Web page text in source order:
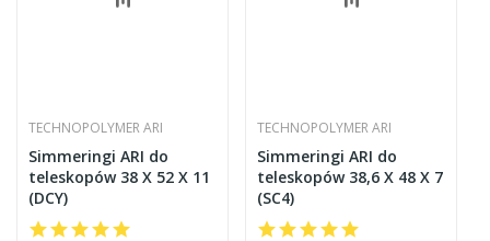
TECHNOPOLYMER ARI
Simmeringi ARI do
teleskopów 38 X 52 X 11
(DCY)
TECHNOPOLYMER ARI
Simmeringi ARI do
teleskopów 38,6 X 48 X 7
(SC4)